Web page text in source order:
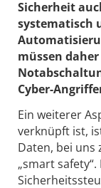
Sicherheit
systematisch
müssen
Cyber-
Ein weiterer
verknüpft ist,
Daten, bei uns
„smart